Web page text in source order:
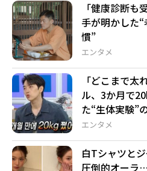
エンタメ
「健康診断
手が明かした
慣”
エンタメ
「どこまで太
ル、3か月で
た“生体実験”
白Tシャツと
圧倒的オーラ